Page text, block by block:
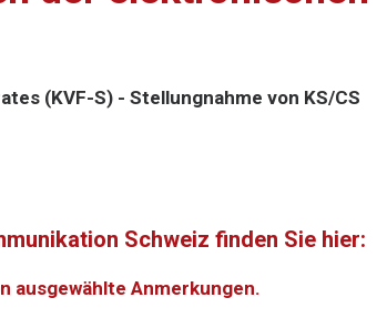
(KVF-S) - Stellungnahme von KS/CS
Schweiz finden Sie hier:
ausgewählte Anmerkungen.